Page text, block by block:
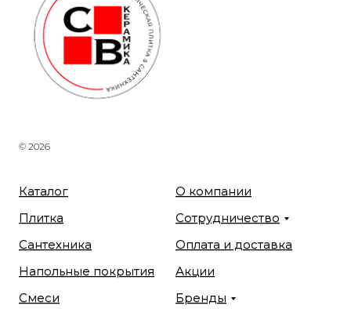
© 2026
Каталог
Плитка
Сантехника
Напольные покрытия
Смеси
О компании
Сотрудничество
Оплата и доставка
Акции
Бренды